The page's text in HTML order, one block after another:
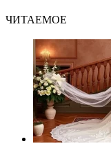
ЧИТАЕМОЕ